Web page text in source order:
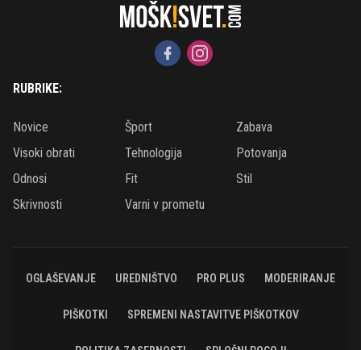
RUBRIKE:
Novice Šport
Zabava
Visoki obrati
Tehnologija
Potovanja
Odnosi
Fit
Stil
Skrivnosti
Varni v prometu
OGLAŠEVANJE UREDNIŠTVO PRO PLUS MODERIRANJE
PIŠKOTKI SPREMENI NASTAVITVE PIŠKOTKOV